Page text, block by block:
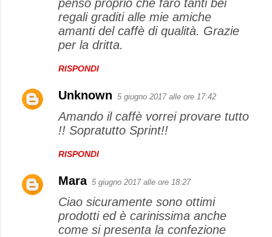
penso proprio che farò tanti bei
regali graditi alle mie amiche
amanti del caffè di qualità. Grazie
per la dritta.
RISPONDI
Unknown 5 giugno 2017 alle ore 17:42
Amando il caffè vorrei provare tutto
!! Sopratutto Sprint!!
RISPONDI
Mara 5 giugno 2017 alle ore 18:27
Ciao sicuramente sono ottimi
prodotti ed è carinissima anche
come si presenta la confezione